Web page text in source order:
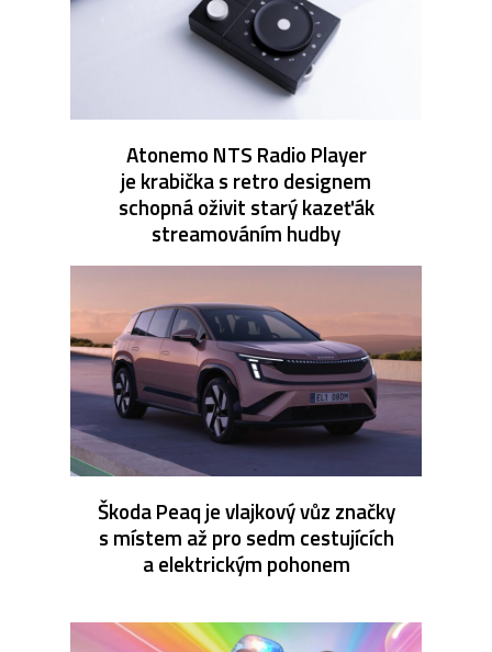
Atonemo NTS Radio Player
je krabička s retro designem
schopná oživit starý kazeťák
streamováním hudby
Škoda Peaq je vlajkový vůz značky
s místem až pro sedm cestujících
a elektrickým pohonem